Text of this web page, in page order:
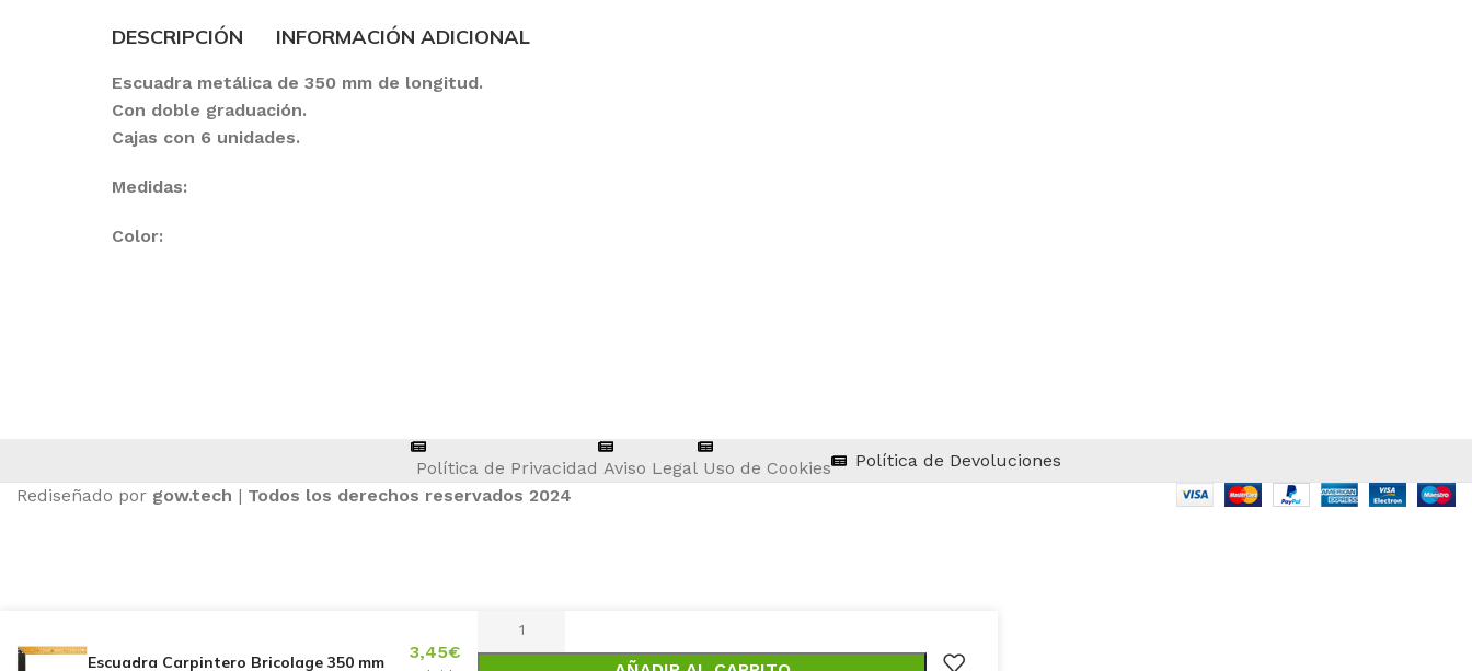
DESCRIPCIÓN INFORMACIÓN ADICIONAL
Escuadra metálica de 350 mm de longitud.
Con doble graduación.
Cajas con 6 unidades.
Medidas:
Color:
Política de Privacidad Aviso Legal Uso de Cookies
Política de Devoluciones
Rediseñado por gow.tech | Todos los derechos reservados 2024
Escuadra Carpintero Bricolage 350 mm 3,45€